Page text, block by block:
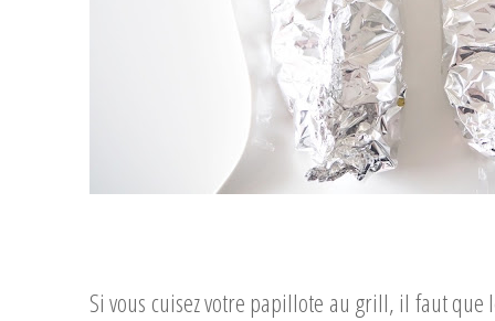
Si vous cuisez votre papillote au grill, il faut